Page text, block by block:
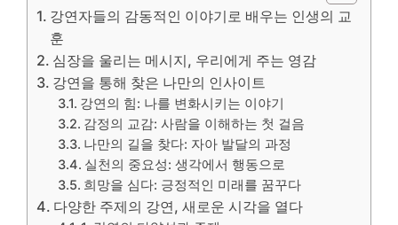
강연자들의 감동적인 이야기로 배우는 인생의 교
훈
심장을 울리는 메시지, 우리에게 주는 영감
강연을 통해 찾은 나만의 인사이트
강연의 힘: 나를 변화시키는 이야기
감정의 교감: 사람을 이해하는 첫 걸음
나만의 길을 찾다: 자아 발달의 과정
실천의 중요성: 생각에서 행동으로
희망을 심다: 긍정적인 미래를 꿈꾸다
다양한 주제의 강연, 새로운 시각을 열다